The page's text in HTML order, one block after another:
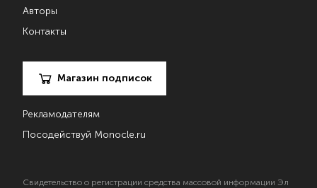
Авторы
Контакты
Магазин подписок
Рекламодателям
Посодействуй Monocle.ru
Свидетельство о регистрации средства массовой информации Эл